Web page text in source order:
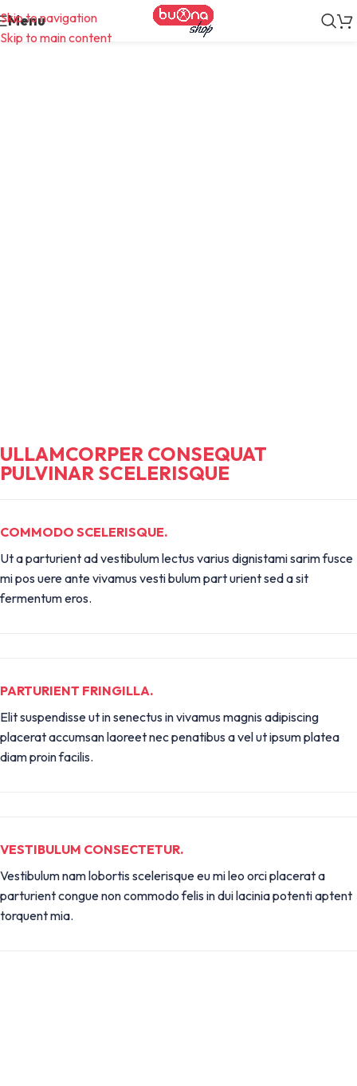
Skip to navigation
Skip to main content
Menu
ULLAMCORPER CONSEQUAT
PULVINAR SCELERISQUE
COMMODO SCELERISQUE.
Ut a parturient ad vestibulum lectus varius dignistami sarim fusce
mi pos uere ante vivamus vesti bulum part urient sed a sit
fermentum eros.
PARTURIENT FRINGILLA.
Elit suspendisse ut in senectus in vivamus magnis adipiscing
placerat accumsan laoreet nec penatibus a vel ut ipsum platea
diam proin facilis.
VESTIBULUM CONSECTETUR.
Vestibulum nam lobortis scelerisque eu mi leo orci placerat a
parturient congue non commodo felis in dui lacinia potenti aptent
torquent mia.